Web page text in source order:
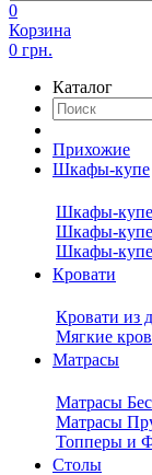
0
Корзина
0 грн.
Каталог
Прихожие
Шкафы-купе
Шкафы-купе
Шкафы-купе
Шкафы-купе
Кровати
Кровати из
Мягкие
Матрасы
Матрасы
Матрасы
Топперы и
Столы